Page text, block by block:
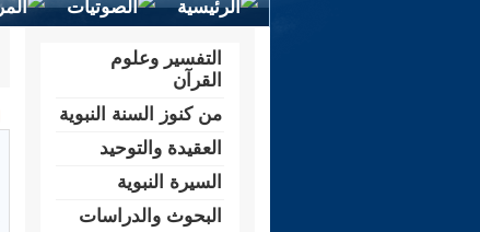
التفسير وعلوم
القرآن
من كنوز السنة النبوية
العقيدة والتوحيد
السيرة النبوية
البحوث والدراسات